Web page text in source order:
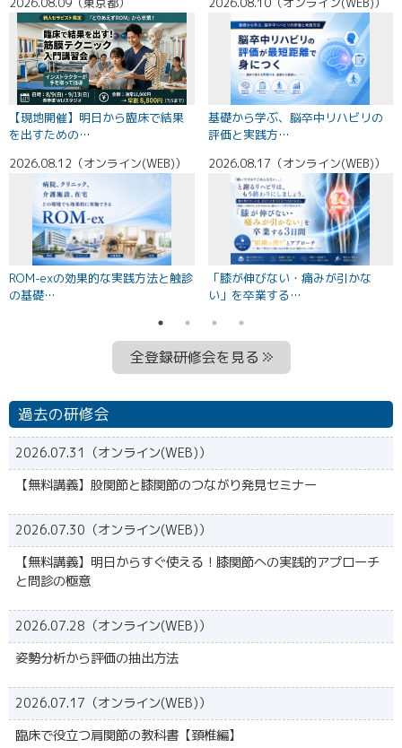
【無料講義】明日から臨床が変わ
る 画像・触…
認知症の症状に対する 包括的な関
わり方
2026.08.27（オンライン(WEB)）
【特別価格】新人が臨床で結果を
出すための臨…
2026.09.01（オンライン(WEB)）
若手セラピストのための股関節ア
プローチ実践…
全登録研修会を見る
過去の研修会
2026.07.31（オンライン(WEB)）
【無料講義】股関節と膝関節のつながり発見セミナー
2026.07.30（オンライン(WEB)）
【無料講義】明日からすぐ使える！膝関節への実践的アプローチ
と問診の極意
2026.07.28（オンライン(WEB)）
姿勢分析から評価の抽出方法
2026.07.17（オンライン(WEB)）
臨床で役立つ肩関節の教科書【頚椎編】